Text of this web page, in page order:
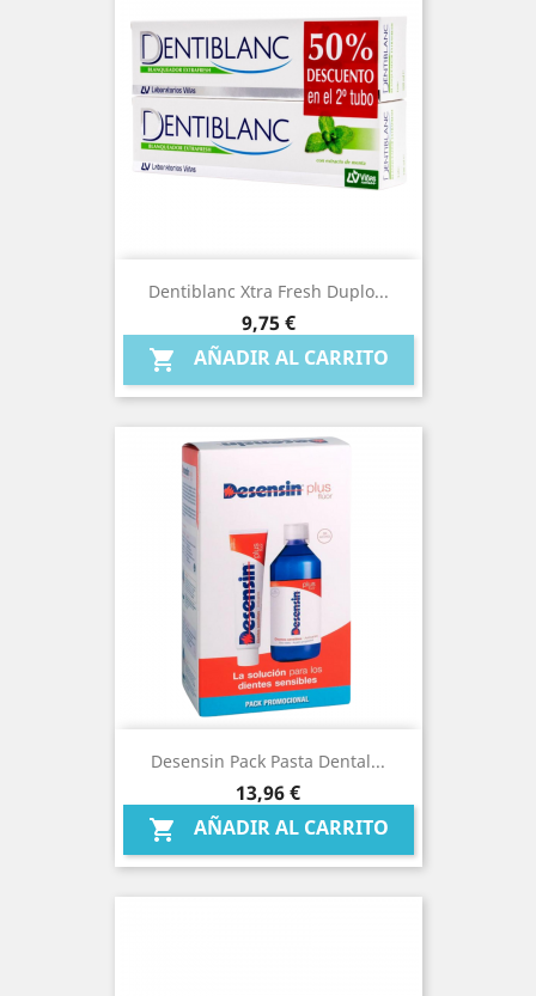
Dentiblanc Xtra Fresh Duplo...
Precio
9,75 €
 AÑADIR AL CARRITO
Desensin Pack Pasta Dental...
Precio
13,96 €
 AÑADIR AL CARRITO